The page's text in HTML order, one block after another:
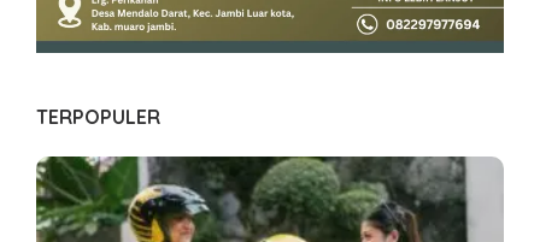
TERPOPULER